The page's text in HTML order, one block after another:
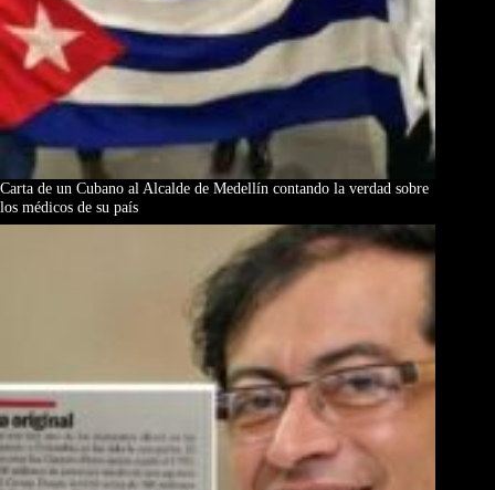
Carta de un Cubano al Alcalde de Medellín contando la verdad sobre
los médicos de su país